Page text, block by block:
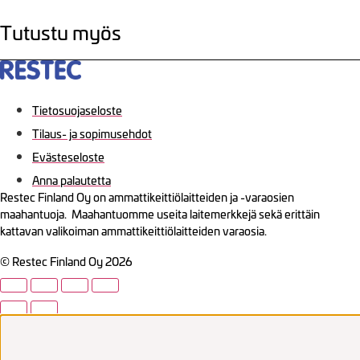
Tutustu myös
Tietosuojaseloste
Tilaus- ja sopimusehdot
Evästeseloste
Anna palautetta
Restec Finland Oy on ammattikeittiölaitteiden ja -varaosien
maahantuoja. Maahantuomme useita laitemerkkejä sekä erittäin
kattavan valikoiman ammattikeittiölaitteiden varaosia.
© Restec Finland Oy 2026